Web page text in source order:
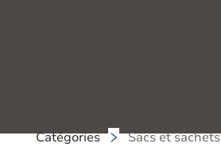
Catégories Sacs et sachets